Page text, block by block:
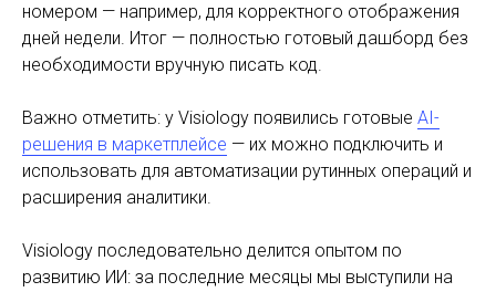
номером — например, для корректного отображения
дней недели. Итог — полностью готовый дашборд без
необходимости вручную писать код.
Важно отметить: у Visiology появились готовые AI-
решения в маркетплейсе — их можно подключить и
использовать для автоматизации рутинных операций и
расширения аналитики.
Visiology последовательно делится опытом по
развитию ИИ: за последние месяцы мы выступили на